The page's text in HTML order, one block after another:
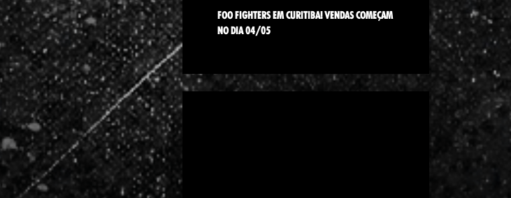
FOO FIGHTERS EM CURITIBA! VENDAS COMEÇAM
NO DIA 04/05